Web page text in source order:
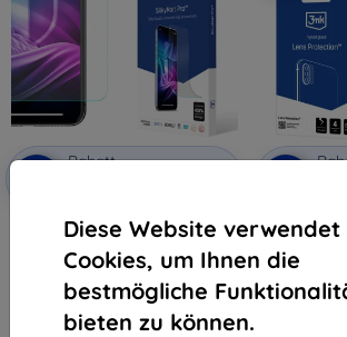
Diese Website verwendet
Cookies, um Ihnen die
bestmögliche
bieten zu können.
Rabatt
3MK Silky Matt Pro Oppo A79 5G
Matte Displayschutzfolie
15,90 €
7,12 €
Letztes Stück auf Lager
3MK Lens